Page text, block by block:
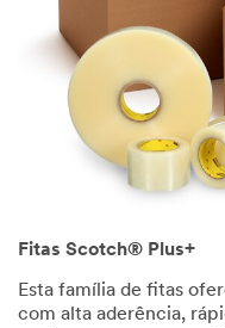
Fitas Scotch® Plus+
Esta família de fitas
com alta aderência,